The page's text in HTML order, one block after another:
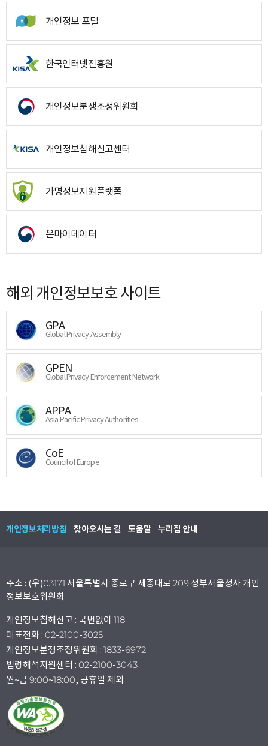
개인정보 포털
한국인터넷진흥원
개인정보분쟁조정위원회
개인정보침해신고센터
가명정보지원플랫폼
온마이데이터
해외 개인정보보호 사이트
GPA
Global Privacy Assembly
GPEN
Global Privacy Enforcement Network
APPA
Asia Pacific Privacy Authorities
CoE
Council of Europe
개인정보처리방침 찾아오시는 길 도움말 누리집 안내
주소 : (우)03171 서울특별시 종로구 세종대로 209 정부서울청사 개인
정보보호위원회
개인정보침해신고 : 국번없이 118
대표전화 : 02-2100-3025
개인정보분쟁조정위원회 : 1833-6972
법령해석지원센터 : 02-2100-3043
월~금 9:00~18:00, 공휴일 제외